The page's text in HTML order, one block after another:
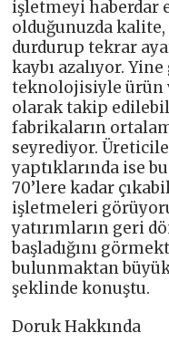
işletmeyi haberdar
olduğunuzda
durdurup tekrar
kaybı azalıyor.
teknolojisiyle ürün
olarak takip
fabrikaların
seyrediyor.
yaptıklarında ise
70’lere kadar
işletmeleri
yatırımların geri
başladığını
bulunmaktan
şeklinde konuştu.
Doruk Hakkında